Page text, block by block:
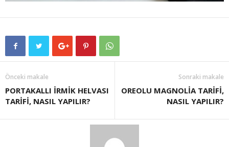
Önceki makale
PORTAKALLI İRMİK HELVASI
TARİFİ, NASIL YAPILIR?
Sonraki makale
OREOLU MAGNOLİA TARİFİ,
NASIL YAPILIR?